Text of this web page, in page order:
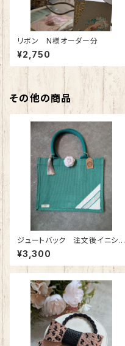
リボン N様オーダー分
¥2,750
その他の商品
ジュートバック 注文後イニシャ
ル入れ 特別価格
¥3,300